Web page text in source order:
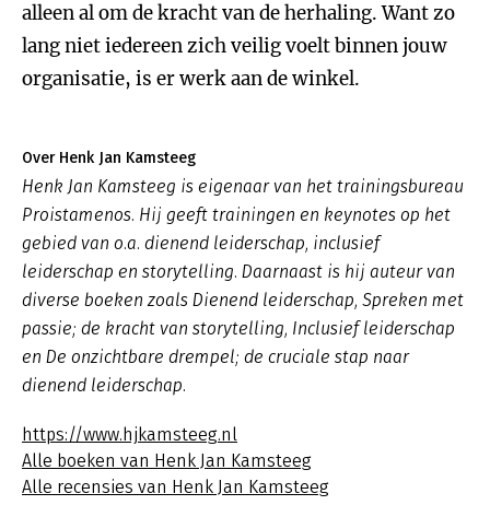
alleen al om de kracht van de herhaling. Want zo
lang niet iedereen zich veilig voelt binnen jouw
organisatie, is er werk aan de winkel.
Over Henk Jan Kamsteeg
Henk Jan Kamsteeg is eigenaar van het trainingsbureau
Proistamenos. Hij geeft trainingen en keynotes op het
gebied van o.a. dienend leiderschap, inclusief
leiderschap en storytelling. Daarnaast is hij auteur van
diverse boeken zoals Dienend leiderschap, Spreken met
passie; de kracht van storytelling, Inclusief leiderschap
en De onzichtbare drempel; de cruciale stap naar
dienend leiderschap.
https://www.hjkamsteeg.nl
Alle boeken van Henk Jan Kamsteeg
Alle recensies van Henk Jan Kamsteeg